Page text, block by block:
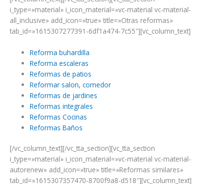
i_type=»material» i_icon_material=»vc-material vc-material-
all_inclusive» add_icon=»true» title=»Otras reformas»
tab_id=»1615307277391-6df1a474-7c55″][vc_column_text]
Reforma buhardilla
Reforma escaleras
Reformas de patios
Reformar salon, comedor
Reformas de jardines
Reformas integrales
Reformas Cocinas
Reformas Baños
[/vc_column_text][/vc_tta_section][vc_tta_section
i_type=»material» i_icon_material=»vc-material vc-material-
autorenew» add_icon=»true» title=»Reformas similares»
tab_id=»1615307357470-8700f9a8-d518″][vc_column_text]